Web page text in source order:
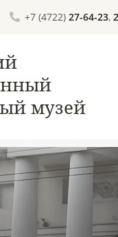
+7 (4722) 27-64-23,
музей